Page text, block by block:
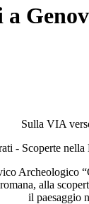
Sulla VIA
- Scoperte
Archeologico
alla
il paesaggio